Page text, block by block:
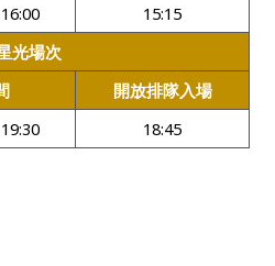
15:15
光場次
開放排隊入場
18:45